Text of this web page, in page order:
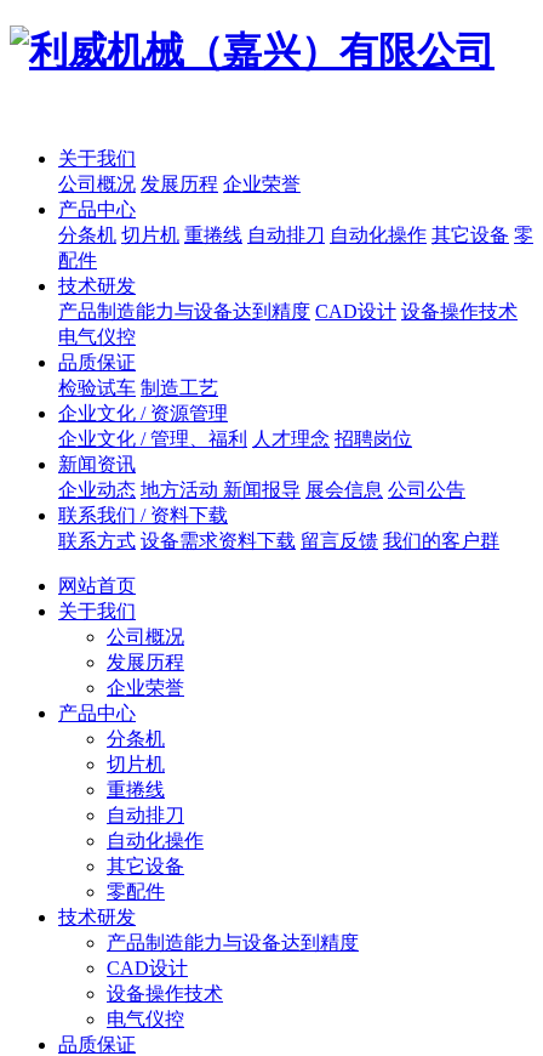
关于我们
公司概况 发展历程 企业荣誉
产品中心
分条机 切片机 重捲线 自动排刀 自动化操作 其它设备 零
配件
技术研发
产品制造能力与设备达到精度 CAD设计 设备操作技术
电气仪控
品质保证
检验试车 制造工艺
企业文化 / 资源管理
企业文化 / 管理、福利
人才理念 招聘岗位
新闻资讯
企业动态 地方活动 新闻报导 展会信息 公司公告
联系我们 / 资料下载
联系方式 设备需求资料下载 留言反馈 我们的客户群
网站首页
关于我们
公司概况
发展历程
企业荣誉
产品中心
分条机
切片机
重捲线
自动排刀
自动化操作
其它设备
零配件
技术研发
产品制造能力与设备达到精度
CAD设计
设备操作技术
电气仪控
品质保证